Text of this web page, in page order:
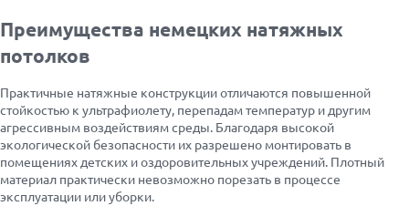
Преимущества немецких натяжных
потолков
Практичные натяжные конструкции отличаются повышенной
стойкостью к ультрафиолету, перепадам температур и другим
агрессивным воздействиям среды. Благодаря высокой
экологической безопасности их разрешено монтировать в
помещениях детских и оздоровительных учреждений. Плотный
материал практически невозможно порезать в процессе
эксплуатации или уборки.